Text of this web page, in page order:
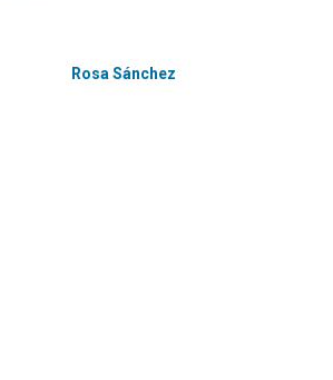
Rosa Sánchez